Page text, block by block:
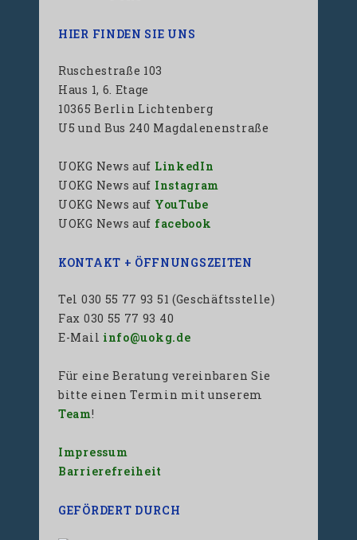
HIER FINDEN SIE UNS
Ruschestraße 103
Haus 1, 6. Etage
10365 Berlin Lichtenberg
U5 und Bus 240 Magdalenenstraße
UOKG News auf LinkedIn
UOKG News auf Instagram
UOKG News auf YouTube
UOKG News auf facebook
KONTAKT + ÖFFNUNGSZEITEN
Tel 030 55 77 93 51 (Geschäftsstelle)
Fax 030 55 77 93 40
E-Mail info@uokg.de
Für eine Beratung vereinbaren Sie
bitte einen Termin mit unserem
Team!
Impressum
Barrierefreiheit
GEFÖRDERT DURCH